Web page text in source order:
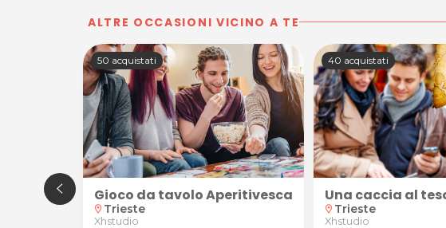
ALTRE OCCASIONI VICINO A TE
Pickleball per 1 o 4 persone con Pickleball Trieste
50 acquistati
Gioco da tavolo Aperitivescape (print & play + 60
location_on Trieste
Xhstudio
40 acquistati
Una caccia al
location_on Trieste
Xhstudio